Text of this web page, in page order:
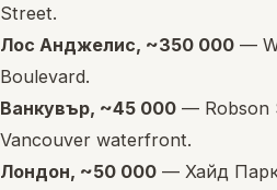
Street.
Лос Анджелис, ~350 000 —
Boulevard.
Ванкувър, ~45 000 — Robson
Vancouver waterfront.
Лондон, ~50 000 — Хайд